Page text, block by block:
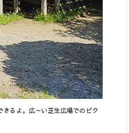
るよ。広～い芝生広場でのピク